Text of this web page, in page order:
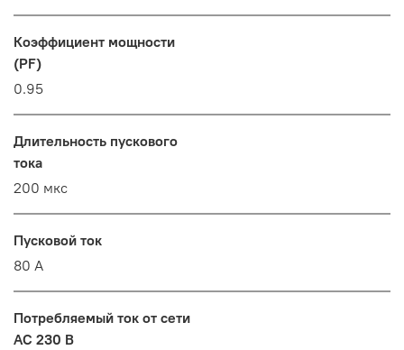
Коэффициент мощности
(PF)
0.95
Длительность пускового
тока
200 мкс
Пусковой ток
80 A
Потребляемый ток от сети
AC 230 В